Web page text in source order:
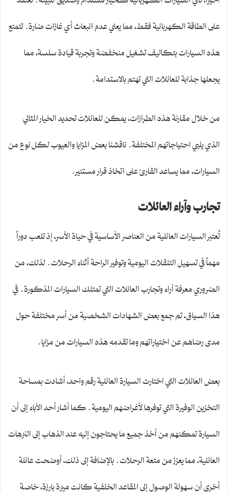
على الطاقة الكهربائية فقط، مما يعني عدم انبعاث أي غازات ضارة. تتمتع
هذه السيارات بتكاليف تشغيل منخفضة وتجربة قيادة سلسة، مما
يجعلها جذابة للعائلات التي تهتم بالاستدامة.
من خلال مقارنة هذه الطرازات، يمكن للعائلات تحديد الخيار المثالي
الذي يلبي احتياجاتهم المختلفة. ناقشنا بعض المزايا والعيوب لكل نوع من
السيارات، مما يساعد القارئ على اتخاذ قرار مستنير.
تجارب وآراء العائلات
تُعتبر السيارات العائلية من العناصر الأساسية في حياة الأسر، إذ تلعب دوراً
مهماً في تسهيل التنقلات اليومية وتوفير الراحة أثناء الرحلات. لذلك، من
الضروري معرفة آراء وتجارب العائلات التي تمتلك السيارات المذكورة. في
هذا السياق، تم جمع بعض الشهادات الشخصية من أسر مختلفة حول
مدى رضاهم عن اختياراتهم وما تقدمه هذه السيارات من مزايا.
بعض العائلات التي اختارت السيارة العائلية رقم واحد، أشادت بمساحة
التخزين الوفيرة التي توفرها لأغراضهم اليومية. كما أشار أحد الآباء إلى أن
السيارة تمكنهم من أخذ جميع ما يحتاجون إليه عند الذهاب إلى النزهات
العائلية، مما يعزز من متعة الرحلات. بالإضافة إلى ذلك، أوضحت عائلة
أخرى أن سهولة الوصول إلى المقاعد الخلفية كانت ميزة بارزة، خاصة